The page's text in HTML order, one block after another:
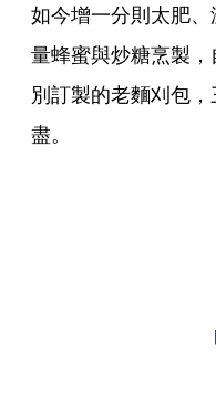
如今增一分則太肥
量蜂蜜與炒糖烹製
別訂製的老麵刈包
盡。